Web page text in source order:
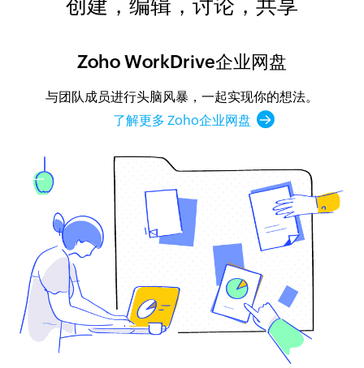
创建，编辑，讨论，共享
Zoho WorkDrive企业网盘
与团队成员进行头脑风暴，一起实现你的想法。
了解更多 Zoho企业网盘